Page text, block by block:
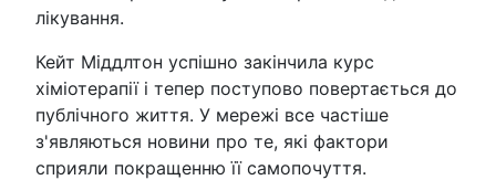
лікування.
Кейт Міддлтон успішно закінчила курс
хіміотерапії і тепер поступово повертається до
публічного життя. У мережі все частіше
з'являються новини про те, які фактори
сприяли покращенню її самопочуття.